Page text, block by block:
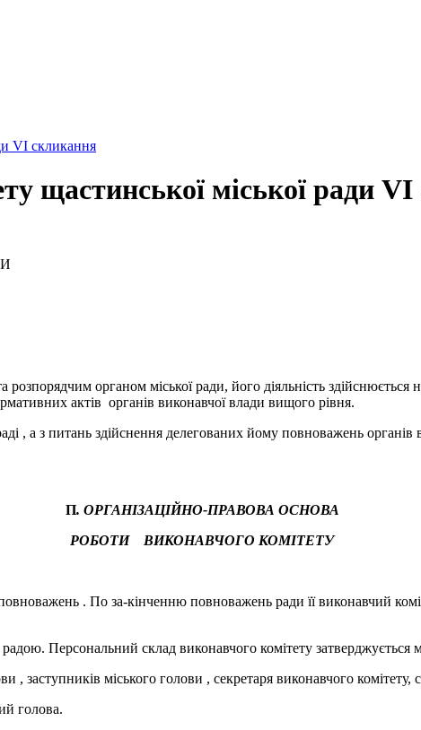
VI скликання
щастинської міської ради
органом міської ради, його діяльність здійснюється
актів органів виконавчої влади вищого рівня.
, а з питань здійснення делегованих йому повноважень
П. ОРГАНІЗАЦІЙНО-ПРАВОВА ОСНОВА
РОБОТИ ВИКОНАВЧОГО КОМІТЕТУ
. По за-кінченню повноважень ради її виконавчий
Персональний склад виконавчого комітету
заступників міського голови , секретаря виконавчого комітету,
голова.